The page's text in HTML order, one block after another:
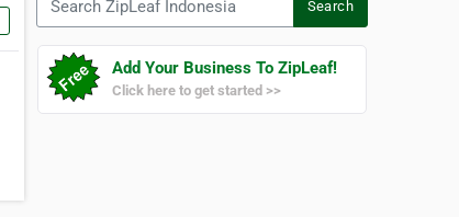
Search
Add Your Business To ZipLeaf!
Click here to get started >>